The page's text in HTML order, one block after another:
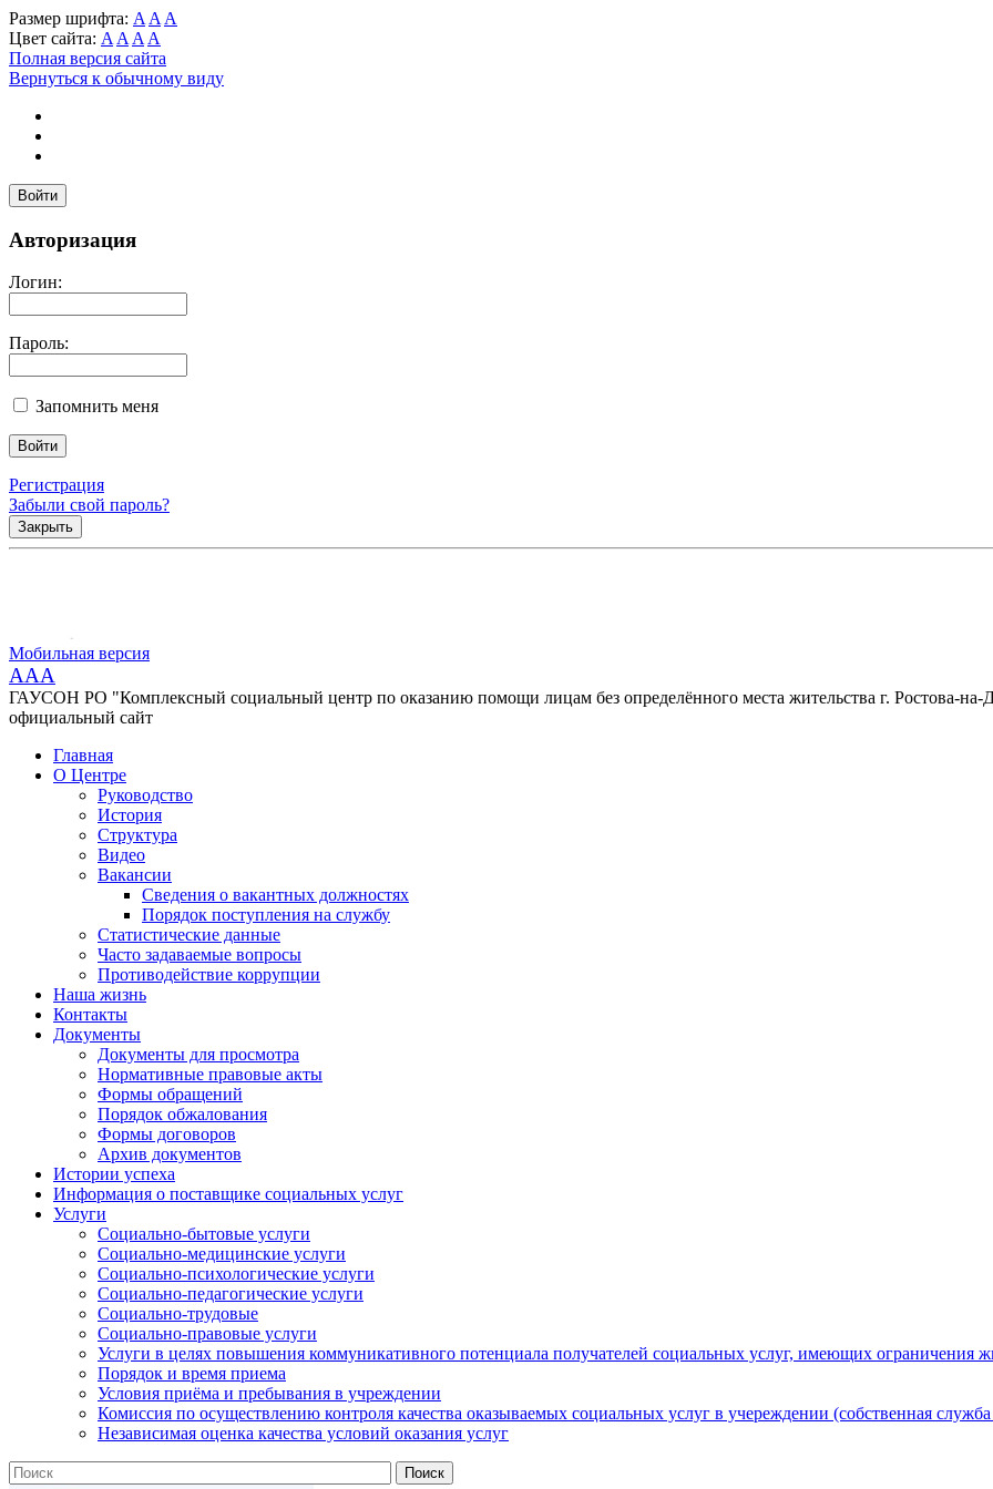
Размер шрифта: A A A
Цвет сайта: A A A A
Полная версия сайта
Вернуться к обычному виду
Войти
Авторизация
Логин:
Пароль:
Запомнить меня
Регистрация
Забыли свой пароль?
Закрыть
Мобильная версия
AAA
ГАУСОН РО "Комплексный социальный центр по оказанию помощи лицам без определённого места жительства г. Ростова-на-
официальный сайт
Главная
О Центре
Руководство
История
Структура
Видео
Вакансии
Сведения о вакантных должностях
Порядок поступления на службу
Статистические данные
Часто задаваемые вопросы
Противодействие коррупции
Наша жизнь
Контакты
Документы
Документы для просмотра
Нормативные правовые акты
Формы обращений
Порядок обжалования
Формы договоров
Архив документов
Истории успеха
Информация о поставщике социальных услуг
Услуги
Социально-бытовые услуги
Социально-медицинские услуги
Социально-психологические услуги
Социально-педагогические услуги
Социально-трудовые
Социально-правовые услуги
Услуги в целях повышения коммуникативного потенциала получателей социальных услуг, имеющих ограничения
Порядок и время приема
Условия приёма и пребывания в учреждении
Комиссия по осуществлению контроля качества оказываемых социальных услуг в учереждении (собственная
Независимая оценка качества условий оказания услуг